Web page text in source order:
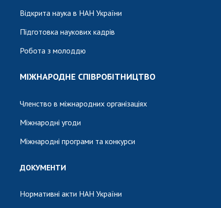
Відкрита наука в НАН України
Підготовка наукових кадрів
Робота з молоддю
МІЖНАРОДНЕ СПІВРОБІТНИЦТВО
Членство в міжнародних організаціях
Міжнародні угоди
Міжнародні програми та конкурси
ДОКУМЕНТИ
Нормативні акти НАН України